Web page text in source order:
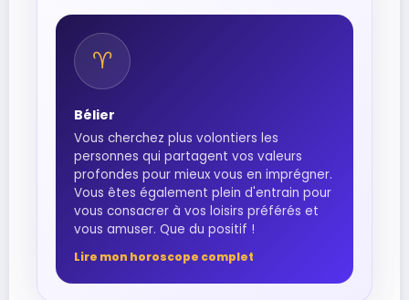
♈︎
Bélier
Vous cherchez plus volontiers les
personnes qui partagent vos valeurs
profondes pour mieux vous en imprégner.
Vous êtes également plein d'entrain pour
vous consacrer à vos loisirs préférés et
vous amuser. Que du positif !
Lire mon horoscope complet